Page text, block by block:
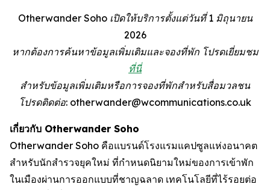
Otherwander Soho เปิดให้บริการตั้งแต่วันที่ 1 มิถุนายน
2026
หากต้องการค้นหาข้อมูลเพิ่มเติมและจองที่พัก โปรดเยี่ยมชม
ที่นี่
สำหรับข้อมูลเพิ่มเติมหรือการจองที่พักสำหรับสื่อมวลชน
โปรดติดต่อ: otherwander@wcommunications.co.uk
เกี่ยวกับ Otherwander Soho
Otherwander Soho คือแบรนด์โรงแรมแคปซูลแห่งอนาคต
สำหรับนักสำรวจยุคใหม่ ที่กำหนดนิยามใหม่ของการเข้าพัก
ในเมืองผ่านการออกแบบที่ชาญฉลาด เทคโนโลยีที่ไร้รอยต่อ